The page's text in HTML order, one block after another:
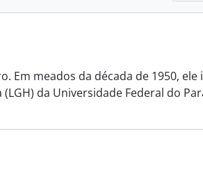
Em meados da década de 1950,
da Universidade Federal do